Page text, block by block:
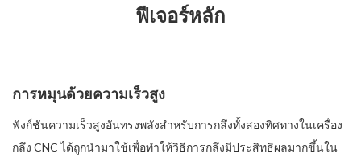
ฟีเจอร์หลัก
การหมุนด้วยความเร็วสูง
ฟังก์ชันความเร็วสูงอันทรงพลังสำหรับการกลึงทั้งสองทิศทางในเครื่อง
กลึง CNC ได้ถูกนำมาใช้เพื่อทำให้วิธีการกลึงมีประสิทธิผลมากขึ้นใน